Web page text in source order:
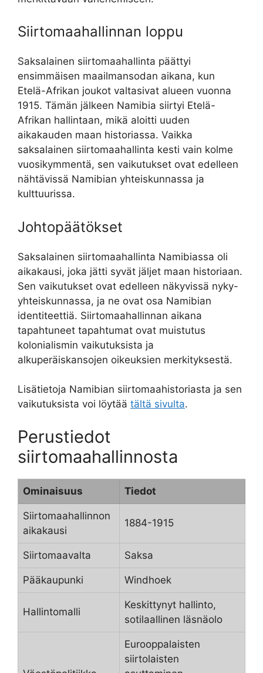
Siirtomaahallinnan loppu
Saksalainen siirtomaahallinta päättyi
ensimmäisen maailmansodan aikana, kun
Etelä-Afrikan joukot valtasivat alueen vuonna
1915. Tämän jälkeen Namibia siirtyi Etelä-
Afrikan hallintaan, mikä aloitti uuden
aikakauden maan historiassa. Vaikka
saksalainen siirtomaahallinta kesti vain kolme
vuosikymmentä, sen vaikutukset ovat edelleen
nähtävissä Namibian yhteiskunnassa ja
kulttuurissa.
Johtopäätökset
Saksalainen siirtomaahallinta Namibiassa oli
aikakausi, joka jätti syvät jäljet maan historiaan.
Sen vaikutukset ovat edelleen näkyvissä nyky-
yhteiskunnassa, ja ne ovat osa Namibian
identiteettiä. Siirtomaahallinnan aikana
tapahtuneet tapahtumat ovat muistutus
kolonialismin vaikutuksista ja
alkuperäiskansojen oikeuksien merkityksestä.
Lisätietoja Namibian siirtomaahistoriasta ja sen
vaikutuksista voi löytää tältä sivulta.
Perustiedot
siirtomaahallinnosta
Ominaisuus Tiedot
Siirtomaahallinnon
aikakausi
1884-1915
Siirtomaavalta Saksa
Pääkaupunki Windhoek
Hallintomalli
Keskittynyt hallinto,
sotilaallinen läsnäolo
Eurooppalaisten
siirtolaisten